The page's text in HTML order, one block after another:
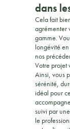
dans
Cela fait
agrémenter
gamme.
longévité
nos
Votre projet
Ainsi, vous
sérénité,
idéal pour
suivi par
le